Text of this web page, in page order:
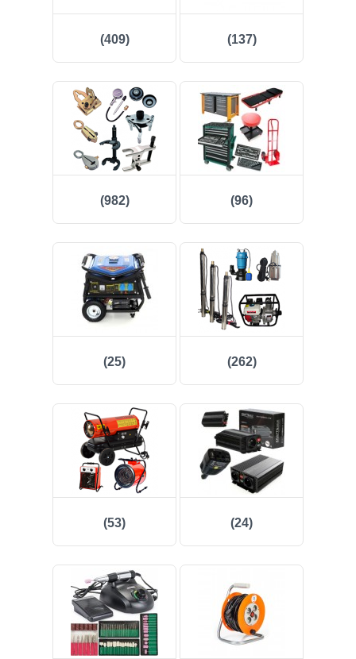
(409) (137)
(982) (96)
(25) (262)
(53) (24)